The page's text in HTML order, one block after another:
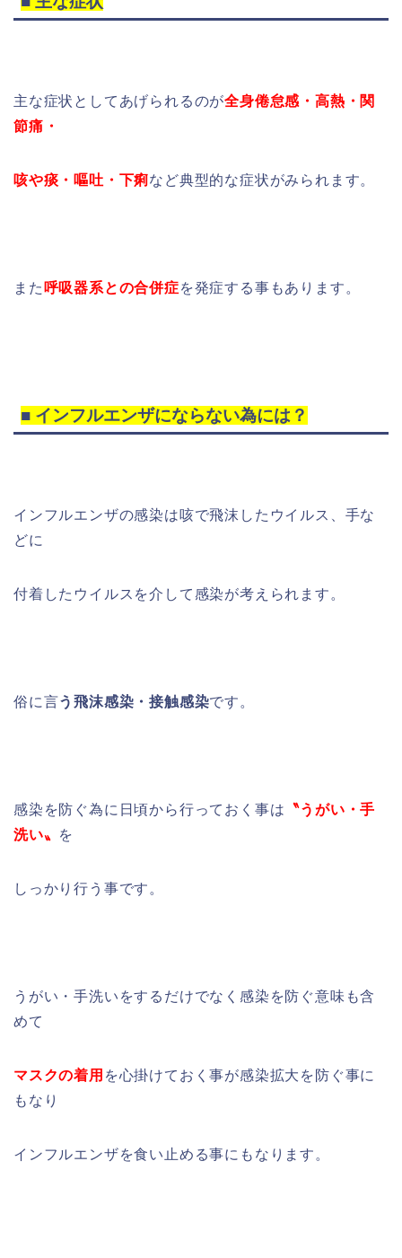
主な症状としてあげられるのが全身倦怠感・高熱・関
節痛・
咳や痰・嘔吐・下痢など典型的な症状がみられます。
また 呼吸器系との合併症を発症する事もあります。
■ インフルエンザにならない為には？
インフルエンザの感染は咳で飛沫したウイルス、手な
どに
付着したウイルスを介して感染が考えられます。
俗に言う飛沫感染・接触感染です。
感染を防ぐ為に日頃から行っておく事は 〝うがい・手
洗い〟 を
しっかり行う事です。
うがい・手洗いをするだけでなく感染を防ぐ意味も含
めて
マスクの着用 を心掛けておく事が感染拡大を防ぐ事に
もなり
インフルエンザを食い止める事にもなります。